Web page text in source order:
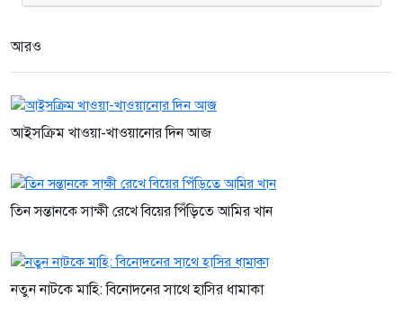
আরও
আইসক্রিম খাওয়া-খাওয়ানোর দিন আজ
তিন সন্তানকে সাক্ষী রেখে বিয়ের পিঁড়িতে আমির খান
নতুন নাটকে মাহি: বিনোদনের সাথে হাসির ধামাকা